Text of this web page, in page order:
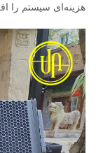
هزینه‌ای سیستم را